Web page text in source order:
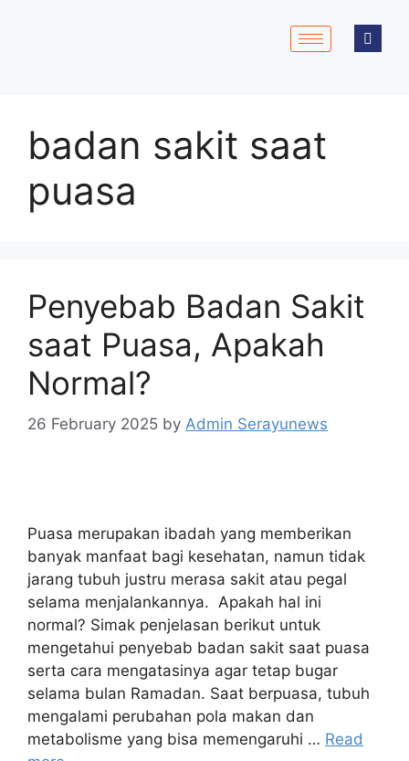
badan sakit saat
puasa
Penyebab Badan Sakit
saat Puasa, Apakah
Normal?
26 February 2025 by Admin Serayunews
Puasa merupakan ibadah yang memberikan
banyak manfaat bagi kesehatan, namun tidak
jarang tubuh justru merasa sakit atau pegal
selama menjalankannya. Apakah hal ini
normal? Simak penjelasan berikut untuk
mengetahui penyebab badan sakit saat puasa
serta cara mengatasinya agar tetap bugar
selama bulan Ramadan. Saat berpuasa, tubuh
mengalami perubahan pola makan dan
metabolisme yang bisa memengaruhi … Read